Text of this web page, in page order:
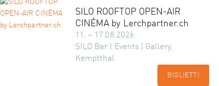
SILO ROOFTOP OPEN-AIR
CINÉMA by Lerchpartner.ch
11. – 17.08.2026
SILO Bar | Events | Gallery,
Kemptthal
BIGLIETTI